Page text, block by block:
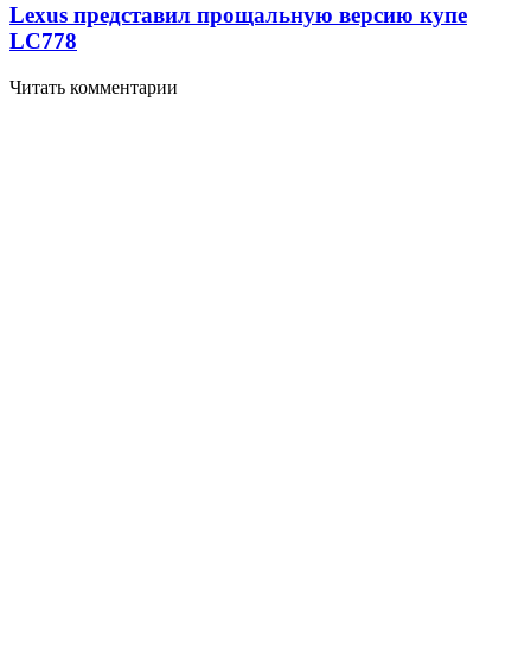
Lexus представил прощальную версию купе
LC778
Читать комментарии